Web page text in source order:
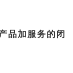
品加服务的闭